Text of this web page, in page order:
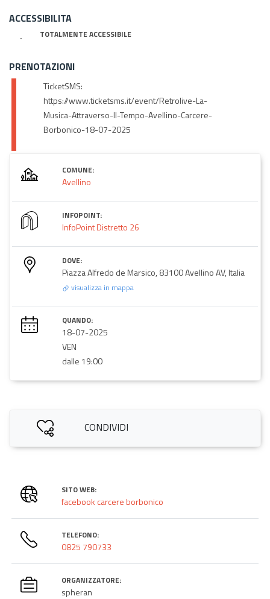
ACCESSIBILITA
TOTALMENTE ACCESSIBILE
PRENOTAZIONI
TicketSMS:
https://www.ticketsms.it/event/Retrolive-La-
Musica-Attraverso-Il-Tempo-Avellino-Carcere-
Borbonico-18-07-2025
COMUNE:
Avellino
INFOPOINT:
InfoPoint Distretto 26
DOVE:
Piazza Alfredo de Marsico, 83100 Avellino AV, Italia
visualizza in mappa
QUANDO:
18-07-2025
VEN
dalle 19:00
CONDIVIDI
SITO WEB:
facebook carcere borbonico
TELEFONO:
0825 790733
ORGANIZZATORE:
spheran